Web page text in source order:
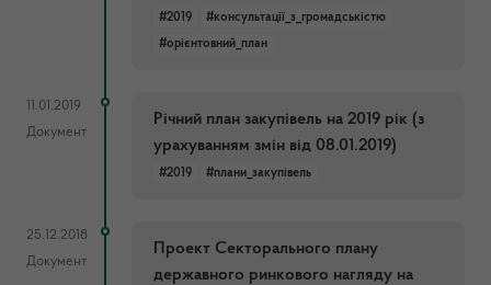
#2019
#консультації_з_громадськістю
#орієнтовний_план
11.01.2019
Документ
Річний план закупівель на 2019 рік (з
урахуванням змін від 08.01.2019)
#2019 #плани_закупівель
25.12.2018
Документ
Проект Секторального плану
державного ринкового нагляду на